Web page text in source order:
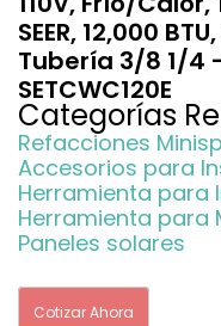
SEER, 12,000
Tubería 3/8 1/4 -
SETCWC120E
Categorías
Refacciones
Accesorios para
Herramienta para
Herramienta para
Paneles solares
Cotizar Ahora